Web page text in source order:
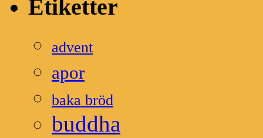
Etiketter
advent
apor
baka bröd
buddha